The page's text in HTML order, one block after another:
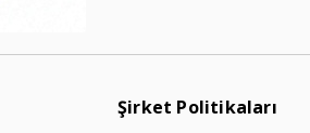
Şirket Politikaları